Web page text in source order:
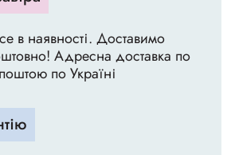
в наявності. Доставимо
Адресна доставка по
по Україні